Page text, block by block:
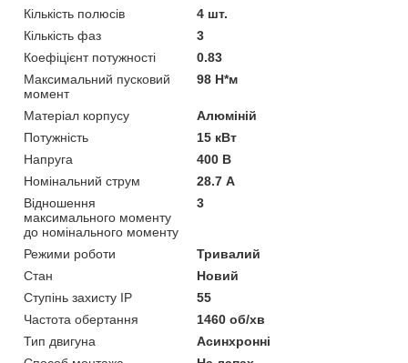
Кількість полюсів
4 шт.
Кількість фаз
3
Коефіцієнт потужності
0.83
Максимальний пусковий
момент
98 Н*м
Матеріал корпусу
Алюміній
Потужність
15 кВт
Напруга
400 В
Номінальний струм
28.7 А
Відношення
максимального моменту
до номінального моменту
3
Режими роботи
Тривалий
Стан
Новий
Ступінь захисту IP
55
Частота обертання
1460 об/хв
Тип двигуна
Асинхронні